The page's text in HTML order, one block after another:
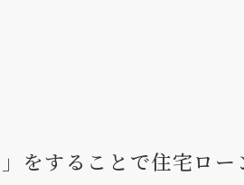
することで住宅ロー